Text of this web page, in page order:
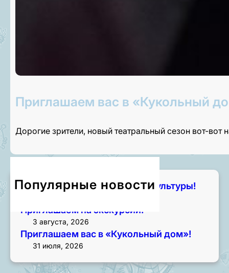
Приглашаем вас в «Кукольный
Дорогие зрители, новый театральный сезон вот-вот
Популярные новости
Чем занять лето? Начните с культуры!
Приглашаем на экскурсии!
3 августа, 2026
Приглашаем вас в «Кукольный дом»!
31 июля, 2026